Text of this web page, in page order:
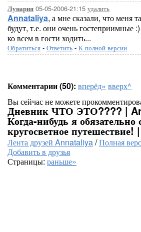
Лунария 05-05-2006-21:15 удалить
Annataliya, а мне сказали, что меня
будут, т.е. они очень гостеприимные
ко всем в гости ходить...
Обратиться - Ответить - К полной версии
Комментарии (50): вперёд» вверх^
Вы сейчас не можете
Дневник ЧТО ЭТО???? |
Когда-нибудь я обязательно
кругосветное путешествие! |
Лента друзей Annataliya/Полная
Добавить в друзья
Страницы: раньше»